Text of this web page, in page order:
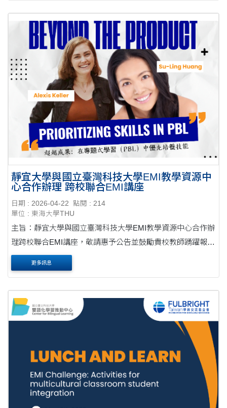
靜宜大學與國立臺灣科技大學EMI教學資源中
心合作辦理 跨校聯合EMI講座
日期 : 2026-04-22
點閱 : 214
單位 : 東海大學THU
主旨：靜宜大學與國立臺灣科技大學EMI教學資源中心合作辦
理跨校聯合EMI講座，敬請惠予公告並鼓勵貴校教師踴躍報名
參加，請查照。公文 說明： 一、為協助各大專院校提升EMI
課程之教學知能，本校外語教學中心和國立臺....
更多訊息